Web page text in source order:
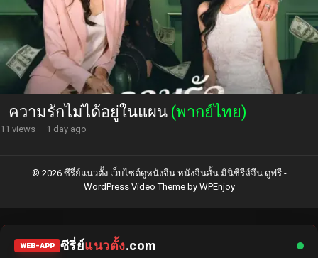
ความรักไม่ได้อยู่ในแผน (พากย์ไทย)
11 views · 1 day ago
© 2026 ซีรี่ย์แนวตั้ง เว็บไซต์ดูหนังจีน หนังจีนสั้น มินิซีรีส์จีน ดูฟรี -
WordPress Video Themeby WPEnjoy
WEB-APP ซีรี่ย์แนวตั้ง.com